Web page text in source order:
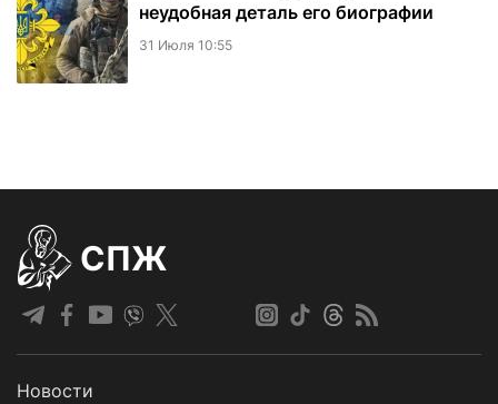
неудобная деталь его биографии
31 Июля 10:55
СПЖ
Новости